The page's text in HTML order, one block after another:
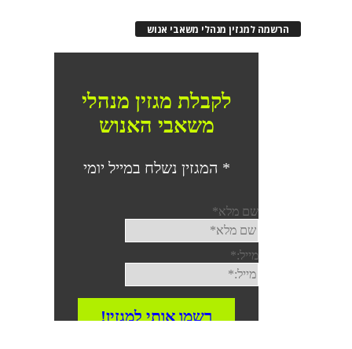
הרשמה למגזין מנהלי משאבי אנוש